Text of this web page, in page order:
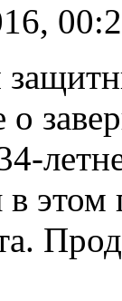
о
этом